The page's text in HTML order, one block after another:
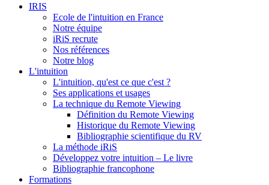
IRIS
Ecole de l'intuition en France
Notre équipe
iRiS recrute
Nos références
Notre blog
L'intuition
L'intuition, qu'est ce que c'est ?
Ses applications et usages
La technique du Remote Viewing
Définition du Remote Viewing
Historique du Remote Viewing
Bibliographie scientifique du RV
La méthode iRiS
Développez votre intuition – Le livre
Bibliographie francophone
Formations